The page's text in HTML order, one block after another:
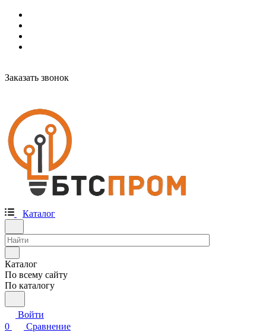
Заказать звонок
Каталог
Каталог
По всему сайту
По каталогу
Войти
0
Сравнение